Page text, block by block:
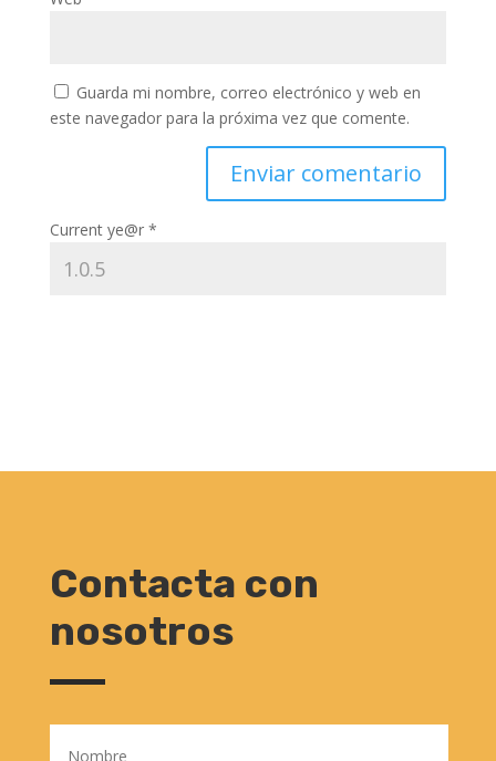
Guarda mi nombre, correo electrónico y web en
este navegador para la próxima vez que comente.
Current ye@r *
Contacta con
nosotros